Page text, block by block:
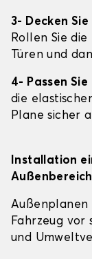
3- Decken
Rollen Sie
Türen und
4- Passen
die
Plane sicher
Installation
Außenbereich
Außenplanen
Fahrzeug vor
und